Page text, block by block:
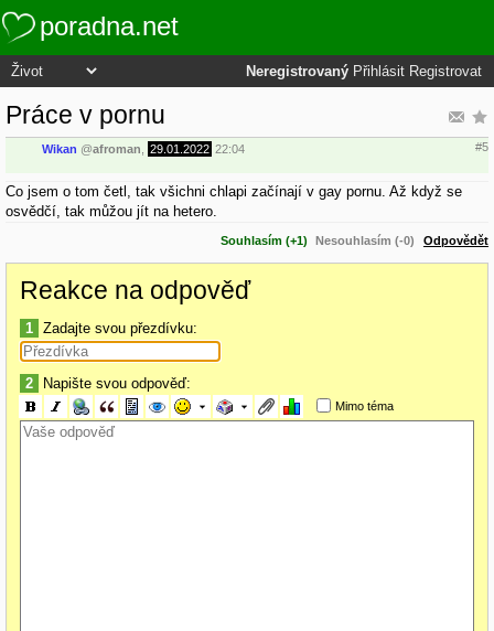
poradna.net
Neregistrovaný Přihlásit Registrovat
Práce v pornu
Wikan @afroman 29.01.2022 22:04 #5
Co jsem o tom četl, tak všichni chlapi začínají v gay pornu. Až když se
osvědčí, tak můžou jít na hetero.
Souhlasím (+1) Nesouhlasím (-0) Odpovědět
Reakce na odpověď
1 Zadajte svou přezdívku:
2 Napište svou odpověď:
Mimo téma